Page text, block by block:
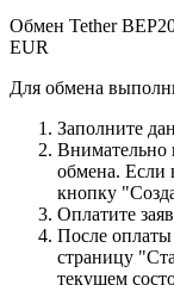
Обмен Tether
EUR
Для обмена
Заполните
Внимательно
обмена. Если
кнопку
Оплатите
После оплаты
страницу
текущем